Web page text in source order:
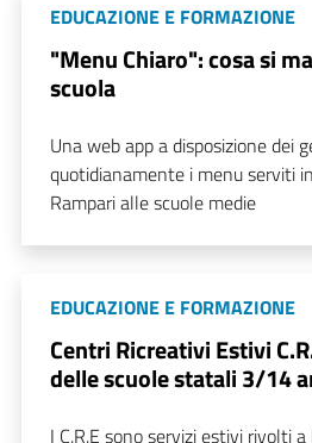
EDUCAZIONE E FORMAZIONE
"Menu Chiaro": cosa si
scuola
Una web app a disposizione dei
quotidianamente i menu serviti
Rampari alle scuole medie
EDUCAZIONE E FORMAZIONE
Centri Ricreativi Estivi
delle scuole statali 3/14
I C.R.E sono servizi estivi rivolti